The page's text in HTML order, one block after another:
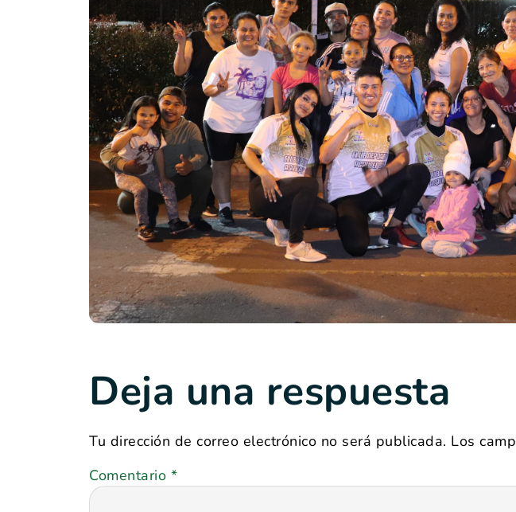
Deja una respuesta
Tu dirección de correo electrónico no será publicada. Los
Comentario *